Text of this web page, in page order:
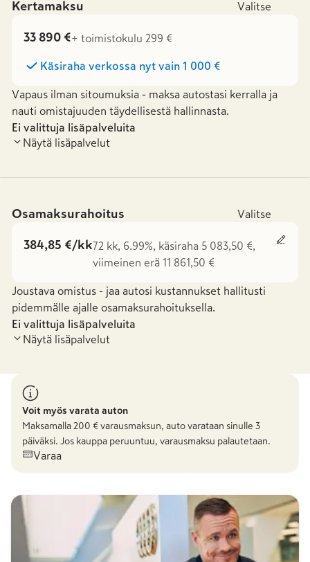
Kertamaksu Valitse
33 890 €+ toimistokulu 299 €
Käsiraha verkossa nyt vain 1 000 €
Vapaus ilman sitoumuksia - maksa autostasi kerralla ja
nauti omistajuuden täydellisestä hallinnasta.
Ei valittuja lisäpalveluita
Näytä lisäpalvelut
Osamaksurahoitus Valitse
384,85 €/kk72 kk, 6.99%, käsiraha 5 083,50 €,
viimeinen erä 11 861,50 €
Joustava omistus - jaa autosi kustannukset hallitusti
pidemmälle ajalle osamaksurahoituksella.
Ei valittuja lisäpalveluita
Näytä lisäpalvelut
Voit myös varata auton
Maksamalla 200 € varausmaksun, auto varataan sinulle 3
päiväksi. Jos kauppa peruuntuu, varausmaksu palautetaan.
Varaa